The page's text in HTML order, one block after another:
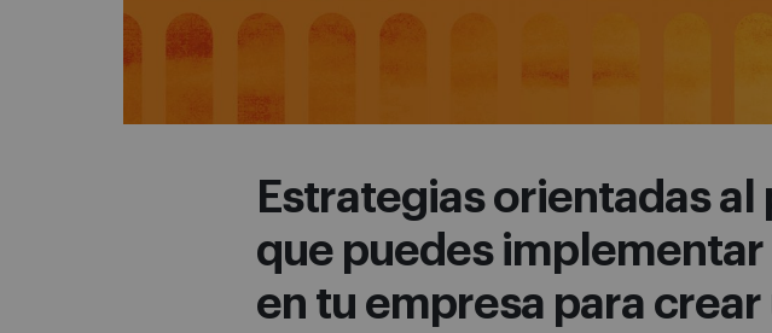
Estrategias orientadas
que puedes
en tu empresa para